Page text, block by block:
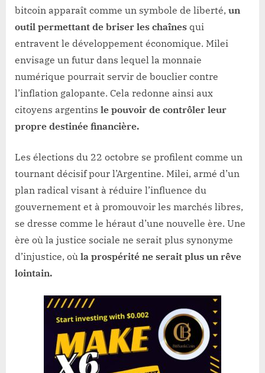
bitcoin apparaît comme un symbole de liberté, un
outil permettant de briser les chaînes qui
entravent le développement économique. Milei
envisage un futur dans lequel la monnaie
numérique pourrait servir de bouclier contre
l’inflation galopante. Cela redonne ainsi aux
citoyens argentins le pouvoir de contrôler leur
propre destinée financière.
Les élections du 22 octobre se profilent comme un
tournant décisif pour l’Argentine. Milei, armé d’un
plan radical visant à réduire l’influence du
gouvernement et à promouvoir les marchés libres,
se dresse comme le héraut d’une nouvelle ère. Une
ère où la justice sociale ne serait plus synonyme
d’injustice, où la prospérité ne serait plus un rêve
lointain.